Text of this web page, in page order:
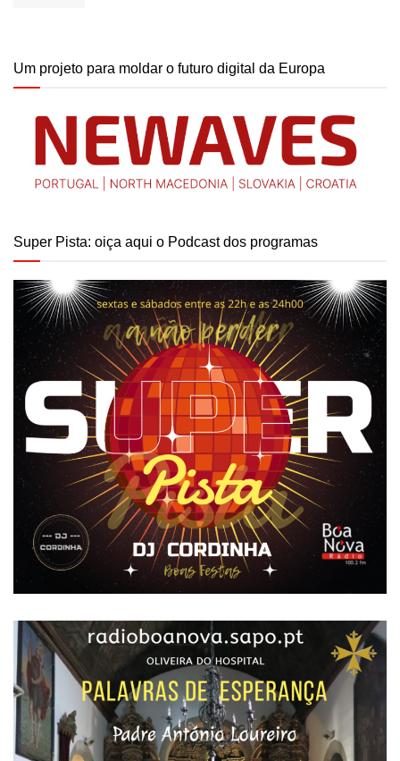
Um projeto para moldar o futuro digital da Europa
Super Pista: oiça aqui o Podcast dos programas